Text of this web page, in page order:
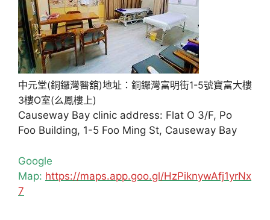
中元堂(銅鑼灣醫舘)地址：銅鑼灣富明街1-5號寶富大樓
3樓O室(么鳳樓上)
Causeway Bay clinic address: Flat O 3/F, Po
Foo Building, 1-5 Foo Ming St, Causeway Bay
Google
Map: https://maps.app.goo.gl/HzPiknywAfj1yrNx
7